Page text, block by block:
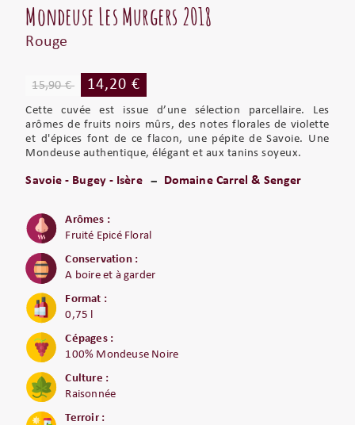
Mondeuse Les Murgers 2018
Rouge
15,90 € 14,20 €
Cette cuvée est issue d’une sélection parcellaire. Les
arômes de fruits noirs mûrs, des notes florales de violette
et d'épices font de ce flacon, une pépite de Savoie. Une
Mondeuse authentique, élégant et aux tanins soyeux.
Savoie - Bugey - Isère Domaine Carrel & Senger
Arômes :
Fruité Epicé Floral
Conservation :
A boire et à garder
Format :
0,75 l
Cépages :
100% Mondeuse Noire
Culture :
Raisonnée
Terroir :